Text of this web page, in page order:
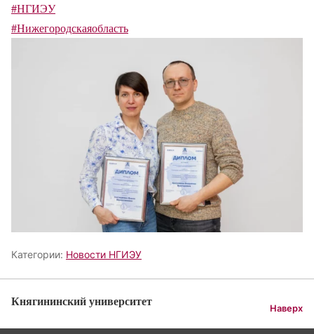
#НГИЭУ
#Нижегородскаяобласть
Категории: Новости НГИЭУ
Княгининский университет Наверх